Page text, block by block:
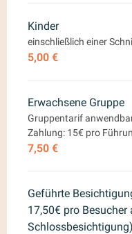
Kinder
einschließlich einer
5,00 €
Erwachsene Gruppe
Gruppentarif
Zahlung: 15€ pro
7,50 €
Geführte
17,50€ pro